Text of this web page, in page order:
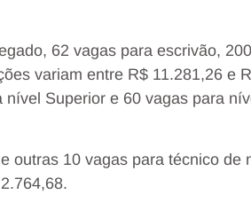
62 vagas para escrivão,
variam entre R$ 11.281,26 e
Superior e 60 vagas para
outras 10 vagas para técnico de